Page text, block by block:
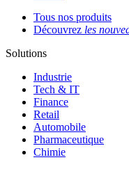
Tous nos produits
Découvrez les
Solutions
Industrie
Tech & IT
Finance
Retail
Automobile
Pharmaceutique
Chimie